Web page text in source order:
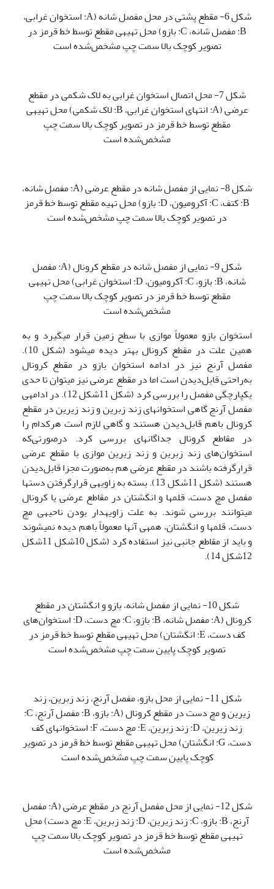
شکل 6- مقطع پشتی در محل مفصل شانه (A: استخوان غرابی،
B: مفصل شانه، C: بازو) محل تهیه­ی مقطع توسط خط قرمز در
تصویر کوچک بالا سمت چپ مشخص‌شده است
شکل 7- محل اتصال استخوان غرابی به لاک شکمی در مقطع
عرضی (A: انتهای استخوان غرابی، B: لاک شکمی) محل تهیه­ی
مقطع توسط خط قرمز در تصویر کوچک بالا سمت چپ
مشخص‌شده است
شکل 8- نمایی از مفصل شانه در مقطع عرضی (A: مفصل شانه،
B: کتف، C: آکرومیون، D: بازو) محل تهیه مقطع توسط خط قرمز
در تصویر کوچک بالا سمت چپ مشخص‌شده است
شکل 9- نمایی از مفصل شانه در مقطع کرونال (A: مفصل
شانه، B: بازو، C: آکرومیون، D: استخوان غرابی) محل تهیه­ی
مقطع توسط خط قرمز در تصویر کوچک بالا سمت چپ
مشخص‌شده است
استخوان بازو معمولاً موازی با سطح زمین قرار می­گیرد و به
همین علت در مقطع کرونال بهتر دیده می­شود (شکل 10).
مفصل آرنج نیز در ادامه استخوان بازو در مقطع کرونال
به‌راحتی قابل‌دیدن است اما در مقطع عرضی نیز می­توان تا حدی
یکپارچگی مفصل را بررسی کرد (شکل 11شکل 12). در ادامه­ی
مفصل آرنج گاهی استخوان­های زند زبرین و زند زیرین در مقطع
کرونال باهم قابل‌دیدن هستند و گاهی لازم است هرکدام را
در مقاطع کرونال جداگانه­ای بررسی کرد. درصورتی‌که
استخوان‌های زند زبرین و زند زیرین موازی با مقطع عرضی
قرارگرفته باشند در مقطع عرضی هم به‌صورت مجزا قابل‌دیدن
هستند (شکل 11شکل 13). بسته به زاویه­ی قرارگرفتن دست­ها
مفصل مچ دست، قلم­ها و انگشتان در مقاطع عرضی یا کرونال
می­توانند بررسی شوند. به علت زاویه­دار بودن ناحیه­ی مچ
دست، قلم­ها و انگشتان، همه­ی آنها معمولاً باهم دیده نمی­شوند
و باید از مقاطع جانبی نیز استفاده کرد (شکل 10شکل 11شکل
12شکل 14).
شکل 10- نمایی از مفصل شانه، بازو و انگشتان در مقطع
کرونال (A: مفصل شانه، B: بازو، C: مچ دست، D: استخوان‌های
کف دست، E: انگشتان) محل تهیه­ی مقطع توسط خط قرمز در
تصویر کوچک پایین سمت چپ مشخص‌شده است
شکل 11- نمایی از محل بازو، مفصل آرنج، زند زبرین، زند
زیرین و مچ دست در مقطع کرونال (A: بازو، B: مفصل آرنج، C:
زند زیرین، D: زند زبرین، E: مچ دست، F: استخوان­های کف
دست، G: انگشتان) محل تهیه­ی مقطع توسط خط قرمز در تصویر
کوچک پایین سمت چپ مشخص‌شده است
شکل 12- نمایی از محل مفصل آرنج در مقطع عرضی (A: مفصل
آرنج، B: بازو، C: زند زیرین، D: زند زبرین، E: مچ دست) محل
تهیه­ی مقطع توسط خط قرمز در تصویر کوچک بالا سمت چپ
مشخص‌شده است